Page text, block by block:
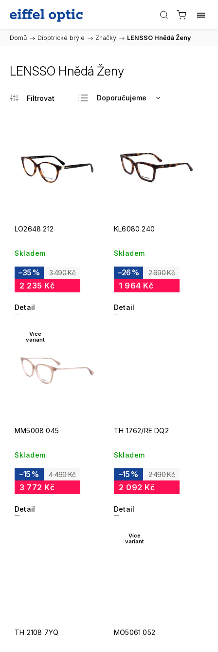
Domů / Dioptrické brýle / Značky / LENSSO Hnědá Ženy
LENSSO Hnědá Ženy
Doporučujeme
Abecedně
LO2648 212
Skladem
3 490 Kč
–35 %
2 235 Kč
Detail
KL6080 240
Skladem
2 690 Kč
–26 %
1 964 Kč
Detail
Více
variant
MM5008 045
Skladem
4 490 Kč
–15 %
3 772 Kč
Detail
TH 1762/RE DQ2
Skladem
2 490 Kč
–15 %
2 092 Kč
Detail
TH 2108 7YQ
Více
variant
MO5061 052